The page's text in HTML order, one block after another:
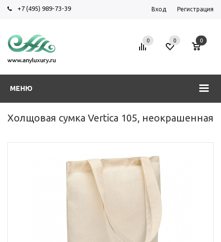
+7 (495) 989-73-39 Вход Регистрация
МЕНЮ
0 0 0
Холщовая сумка Vertica 105, неокрашенная